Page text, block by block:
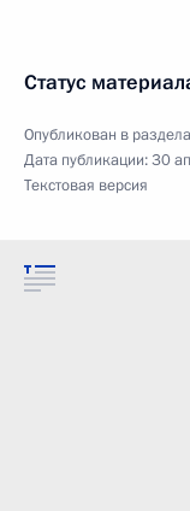
Статус
Опубликован в
Дата публикации:30
Текстовая версия